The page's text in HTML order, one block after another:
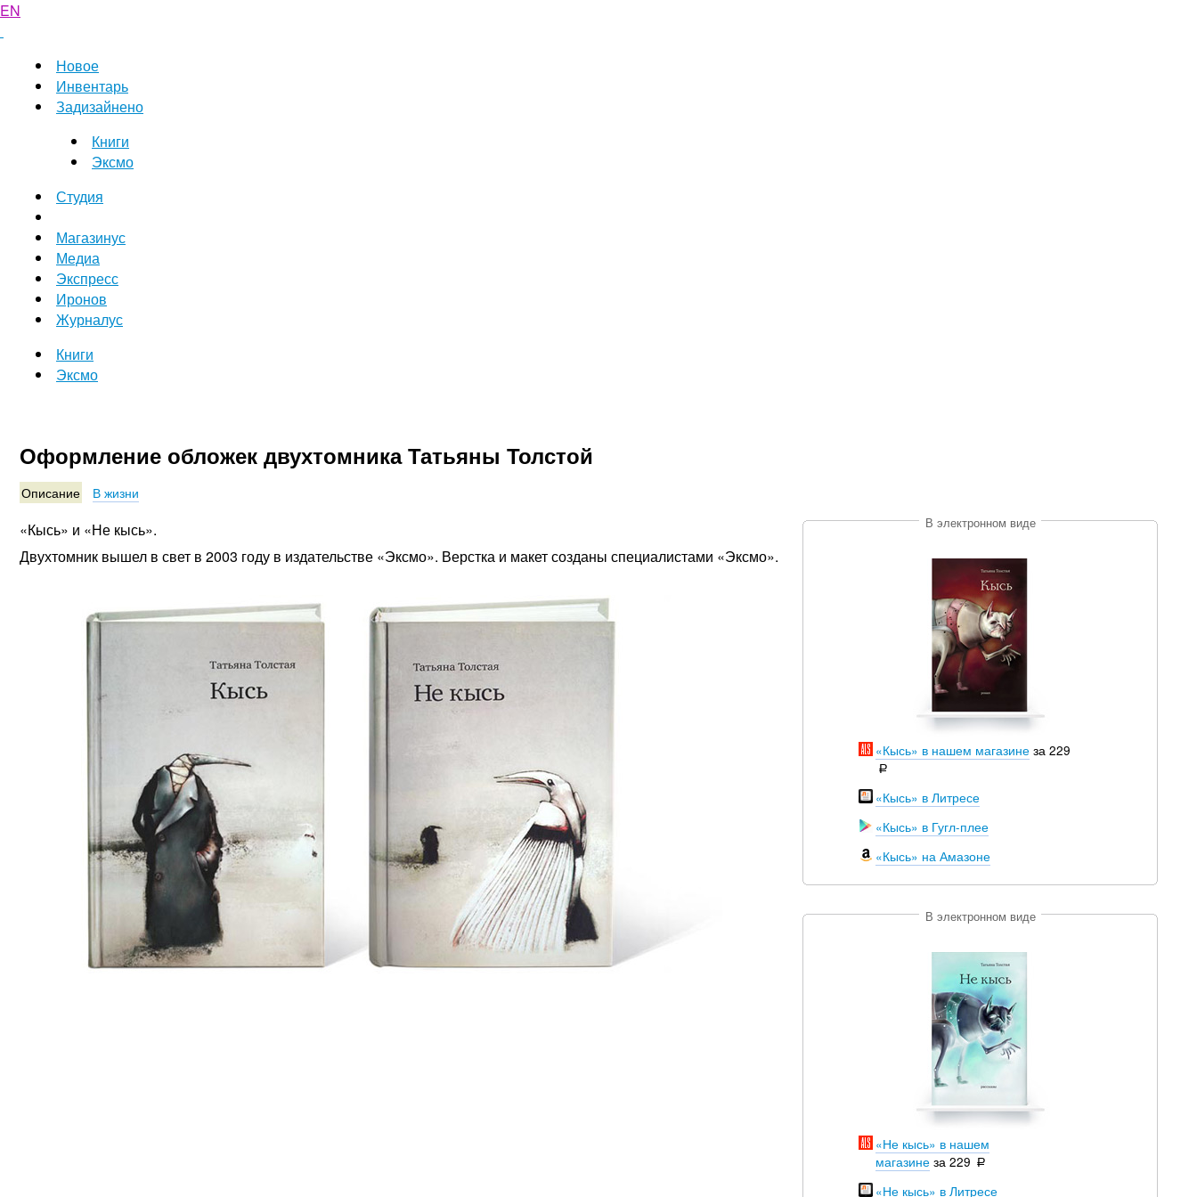
EN
Новое
Инвентарь
Задизайнено
Книги
Эксмо
Студия
Магазинус
Медиа
Экспресс
Иронов
Журналус
Книги
Эксмо
Оформление обложек двухтомника Татьяны Толстой
Описание В жизни
«Кысь» и «Не кысь».
Двухтомник вышел в свет в 2003 году в издательстве «Эксмо». Верстка и макет созданы специалистами «Эксмо».
В электронном виде
«Кысь» в нашем магазине за 229
руб.
«Кысь» в Литресе
«Кысь» в Гугл-плее
«Кысь» на Амазоне
В электронном виде
«Не кысь» в нашем
магазине за 229 руб.
«Не кысь» в Литресе